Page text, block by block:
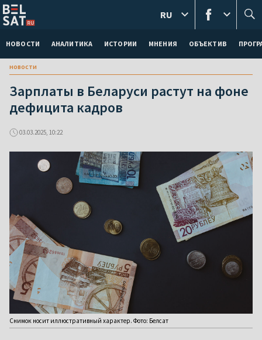
НОВОСТИ АНАЛИТИКА ИСТОРИИ МНЕНИЯ ОБЪЕКТИВ
RU
новости
Зарплаты в Беларуси растут на фоне
дефицита кадров
03.03.2025, 10:22
Снимок носит иллюстративный характер. Фото: Белсат